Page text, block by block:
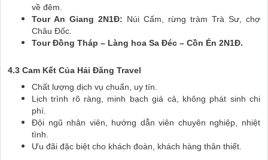
về đêm.
Tour An Giang 2N1Đ: Núi Cấm, rừng tràm Trà Sư, chợ
Châu Đốc.
Tour Đồng Tháp – Làng hoa Sa Đéc – Cồn Én 2N1Đ.
4.3 Cam Kết Của Hải Đăng Travel
Chất lượng dịch vụ chuẩn, uy tín.
Lịch trình rõ ràng, minh bạch giá cả, không phát sinh chi
phí.
Đội ngũ nhân viên, hướng dẫn viên chuyên nghiệp, nhiệt
tình.
Ưu đãi đặc biệt cho khách đoàn, khách hàng thân thiết.